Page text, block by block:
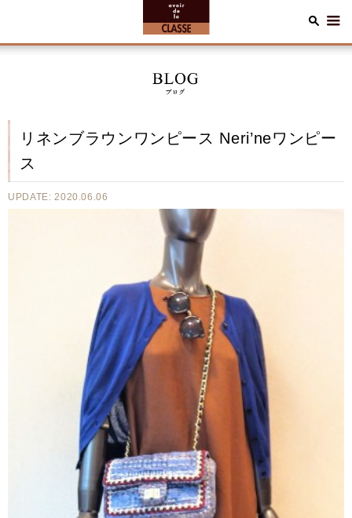
リネンブラウンワンピース Neri’neワンピー
ス
UPDATE: 2020.06.06